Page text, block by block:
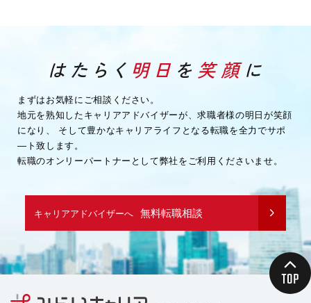
まずはお気軽にご相談ください。
地元を熟知したキャリアアドバイザーが、求職者様の明日が笑顔
になり、
そして豊かなキャリアライフとなる転職を全力でサポ
―ト致します。
転職のオンリーパートナーとして弊社をご利用くださいませ。
キャリアアドバイザーへ 無料転職相談